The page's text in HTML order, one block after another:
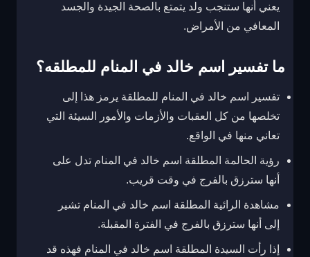
يعني أنها ستنجب ولد يتمتع بالصحة الجيدة والجسد
المعافي من الأمراض.
ما تفسير اسم خالد في المنام للمطلقه؟
تفسير اسم خالد في المنام للمطلقة يرمز هذا إلى
تخلصها من كل العقبات والأزمات والأمور السيئة التي
تعاني منها في الواقع.
رؤية الحالمة المطلقة اسم خالد في المنام تدل على
أنها سترزق بالفرج في وقت قريب.
مشاهدة الرائية المطلقة اسم خالد في المنام تشير
إلى أنها سترزق بالفرج في الفترة المقبلة.
إذا رأت السيدة المطلقة اسم خالد في المنام فهذه قد